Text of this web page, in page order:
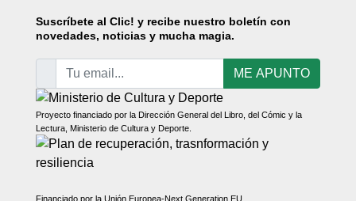
Suscríbete al Clic! y recibe nuestro boletín con
novedades, noticias y mucha magia.
ME APUNTO
Proyecto financiado por la Dirección General del Libro, del Cómic y la
Lectura, Ministerio de Cultura y Deporte.
Financiado por la Unión Europea-Next Generation EU